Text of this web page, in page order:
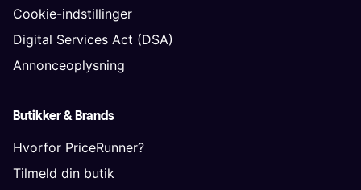
Cookie-indstillinger
Digital Services Act (DSA)
Annonceoplysning
Butikker & Brands
Hvorfor PriceRunner?
Tilmeld din butik